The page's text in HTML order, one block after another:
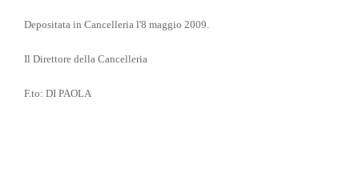
Depositata in Cancelleria l'8 maggio 2009.
Il Direttore della Cancelleria
F.to: DI PAOLA